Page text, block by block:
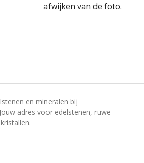
afwijken van de foto.
en mineralen bij
adres voor edelstenen, ruwe